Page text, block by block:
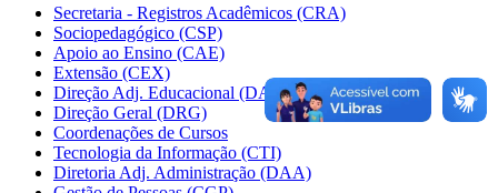
Secretaria - Registros Acadêmicos (CRA)
Sociopedagógico (CSP)
Apoio ao Ensino (CAE)
Extensão (CEX)
Direção Adj. Educacional (DAE)
Direção Geral (DRG)
Coordenações de Cursos
Tecnologia da Informação (CTI)
Diretoria Adj. Administração (DAA)